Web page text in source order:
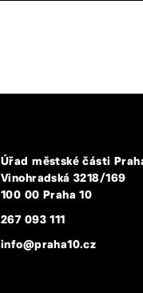
Úřad městské části
Vinohradská 3218/169
100 00 Praha 10
267 093 111
info@praha10.cz